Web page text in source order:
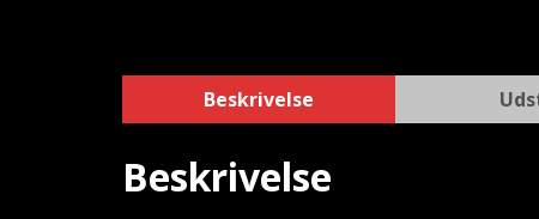
Beskrivelse
Beskrivelse